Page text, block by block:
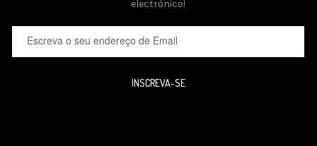
electrónico!
INSCREVA-SE